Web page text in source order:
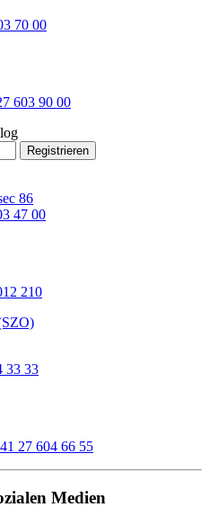
70 00
603 90 00
Registrieren
86
47 00
210
33 33
27 604 66 55
Medien